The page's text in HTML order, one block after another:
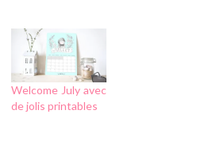
Welcome July avec
de jolis printables